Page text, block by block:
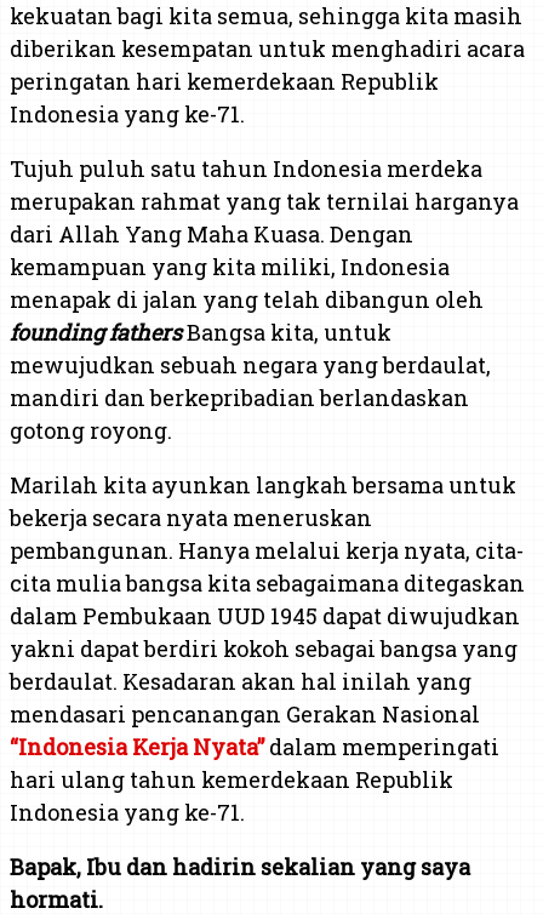
kekuatan bagi kita semua, sehingga kita masih
diberikan kesempatan untuk menghadiri acara
peringatan hari kemerdekaan Republik
Indonesia yang ke-71.
Tujuh puluh satu tahun Indonesia merdeka
merupakan rahmat yang tak ternilai harganya
dari Allah Yang Maha Kuasa. Dengan
kemampuan yang kita miliki, Indonesia
menapak di jalan yang telah dibangun oleh
founding fathersBangsa kita, untuk
mewujudkan sebuah negara yang berdaulat,
mandiri dan berkepribadian berlandaskan
gotong royong.
Marilah kita ayunkan langkah bersama untuk
bekerja secara nyata meneruskan
pembangunan. Hanya melalui kerja nyata, cita-
cita mulia bangsa kita sebagaimana ditegaskan
dalam Pembukaan UUD 1945 dapat diwujudkan
yakni dapat berdiri kokoh sebagai bangsa yang
berdaulat. Kesadaran akan hal inilah yang
mendasari pencanangan Gerakan Nasional
“Indonesia Kerja Nyata”dalam memperingati
hari ulang tahun kemerdekaan Republik
Indonesia yang ke-71.
Bapak, Ibu dan hadirin sekalian yang saya
hormati.